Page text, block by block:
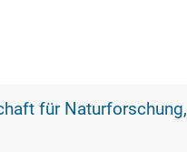
213 - Vorträge im Senckenbergmuseum,